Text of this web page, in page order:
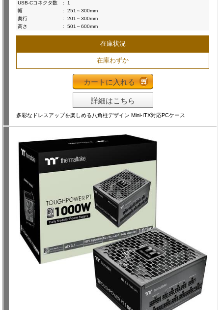
USB-Cコネクタ数 :
1
幅
:
251～300mm
奥行
:
201～300mm
高さ
: 501～600mm
在庫状況
在庫わずか
カートに入れる
詳細はこちら
多彩なドレスアップを楽しめる八角柱デザイン Mini-ITX対応PCケース